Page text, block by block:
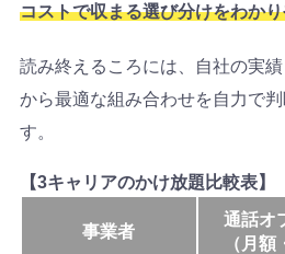
コストで収まる選び分けをわか
読み終えるころには、自社の実績
から最適な組み合わせを自力で
す。
【3キャリアのかけ放題比較表】
事業者
通話オ
（月額